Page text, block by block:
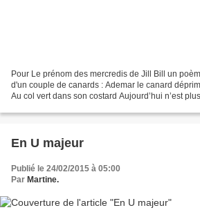
Pour Le prénom des mercredis de Jill Bill un
d'un couple de canards : Ademar le canard
Au col vert dans son costard Aujourd’hui n’est
En U majeur
Publié le 24/02/2015 à 05:00
Par Martine.